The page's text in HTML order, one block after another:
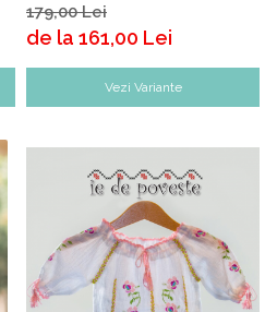
179,00 Lei
de la 161,00 Lei
Vezi Variante